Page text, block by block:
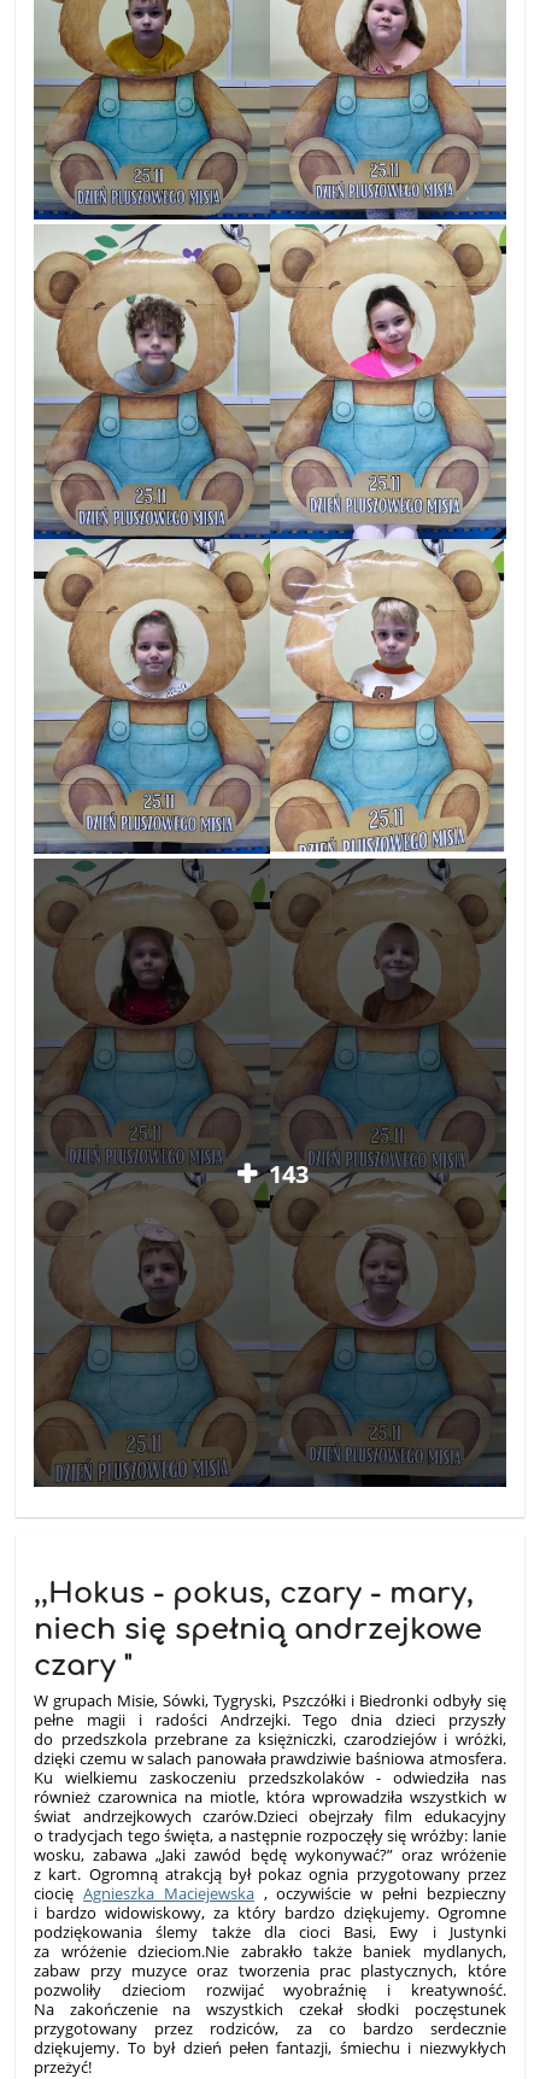
143
,,Hokus - pokus, czary - mary,
niech się spełnią andrzejkowe
czary "
W grupach Misie, Sówki, Tygryski, Pszczółki i Biedronki odbyły się
pełne magii i radości Andrzejki. Tego dnia dzieci przyszły
do przedszkola przebrane za księżniczki, czarodziejów i wróżki,
dzięki czemu w salach panowała prawdziwie baśniowa atmosfera.
Ku wielkiemu zaskoczeniu przedszkolaków - odwiedziła nas
również czarownica na miotle, która wprowadziła wszystkich w
świat andrzejkowych czarów.Dzieci obejrzały film edukacyjny
o tradycjach tego święta, a następnie rozpoczęły się wróżby: lanie
wosku, zabawa „Jaki zawód będę wykonywać?” oraz wróżenie
z kart. Ogromną atrakcją był pokaz ognia przygotowany przez
ciocięAgnieszka Maciejewska, oczywiście w pełni bezpieczny
i bardzo widowiskowy, za który bardzo dziękujemy. Ogromne
podziękowania ślemy także dla cioci Basi, Ewy i Justynki
za wróżenie dzieciom.Nie zabrakło także baniek mydlanych,
zabaw przy muzyce oraz tworzenia prac plastycznych, które
pozwoliły dzieciom rozwijać wyobraźnię i kreatywność.
Na zakończenie na wszystkich czekał słodki poczęstunek
przygotowany przez rodziców, za co bardzo serdecznie
dziękujemy. To był dzień pełen fantazji, śmiechu i niezwykłych
przeżyć!